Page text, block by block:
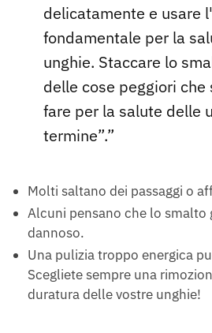
delicatamente e usare
fondamentale per la
unghie. Staccare lo
delle cose peggiori che
fare per la salute delle
termine”.”
Molti saltano dei passaggi o
Alcuni pensano che lo smalto
dannoso.
Una pulizia troppo energica
Scegliete sempre una
duratura delle vostre unghie!